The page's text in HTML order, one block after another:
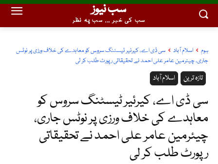
سب نیوز
سب کی خبر ... سب پہ نظر
ہوم اسلام آباد
سی ڈی اے، کیرئیر ٹیسٹنگ سروس کو معاہدے کی خلاف ورزی پر نوٹس
جاری، چیئرمین عامر علی احمد نے تحقیقاتی رپورٹ طلب کر لی
اسلام آباد تازہ ترین
سی ڈی اے، کیرئیر ٹیسٹنگ سروس کو
معاہدے کی خلاف ورزی پر نوٹس جاری،
چیئرمین عامر علی احمد نے تحقیقاتی
رپورٹ طلب کر لی